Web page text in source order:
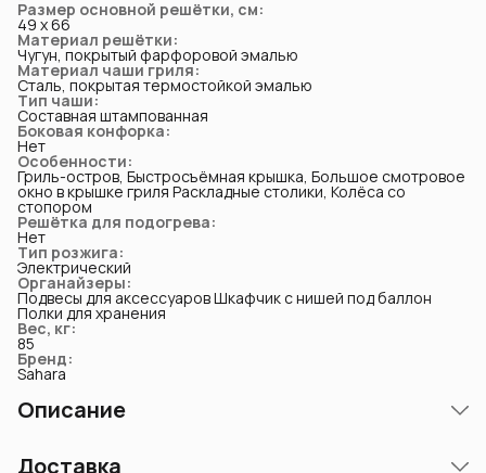
Размер основной решётки, см:
49 х 66
Материал решётки:
Чугун, покрытый фарфоровой эмалью
Материал чаши гриля:
Сталь, покрытая термостойкой эмалью
Тип чаши:
Составная штампованная
Боковая конфорка:
Нет
Особенности:
Гриль-остров, Быстросъёмная крышка, Большое смотровое
окно в крышке гриля Раскладные столики, Колёса со
стопором
Решётка для подогрева:
Нет
Тип розжига:
Электрический
Органайзеры:
Подвесы для аксессуаров Шкафчик с нишей под баллон
Полки для хранения
Вес, кг:
85
Бренд:
Sahara
Описание
Газовый гриль Sahara ARKE — это премиальное решение,
Доставка